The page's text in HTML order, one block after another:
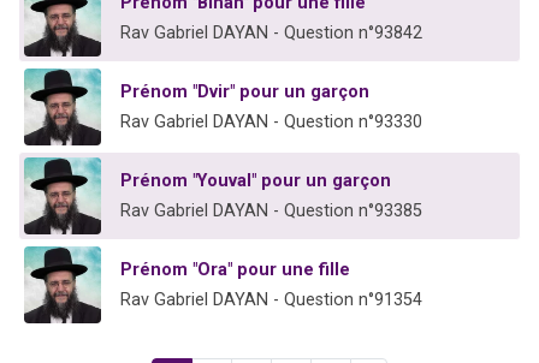
Rav Gabriel DAYAN - Question n°93842
Prénom "Dvir" pour un garçon
Rav Gabriel DAYAN - Question n°93330
Prénom "Youval" pour un garçon
Rav Gabriel DAYAN - Question n°93385
Prénom "Ora" pour une fille
Rav Gabriel DAYAN - Question n°91354